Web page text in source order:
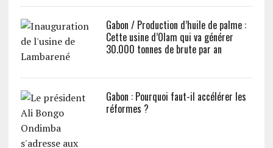
Gabon / Production d’huile de palme :
Cette usine d’Olam qui va générer
30.000 tonnes de brute par an
Gabon : Pourquoi faut-il accélérer les
réformes ?